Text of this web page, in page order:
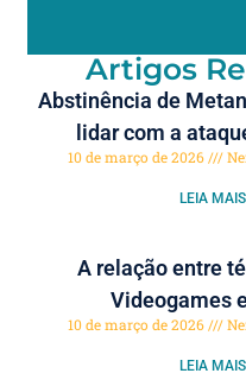
Artigos
Abstinência de
lidar com a
10 de março de 2026
LEIA
A relação entre
Videogames
10 de março de 2026
LEIA